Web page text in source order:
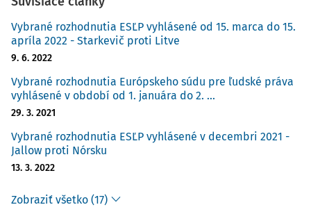
Vybrané rozhodnutia ESĽP vyhlásené od 15. marca do 15.
apríla 2022 - Starkevič proti Litve
9. 6. 2022
Vybrané rozhodnutia Európskeho súdu pre ľudské práva
vyhlásené v období od 1. januára do 2. ...
29. 3. 2021
Vybrané rozhodnutia ESĽP vyhlásené v decembri 2021 -
Jallow proti Nórsku
13. 3. 2022
Zobraziť všetko (17)